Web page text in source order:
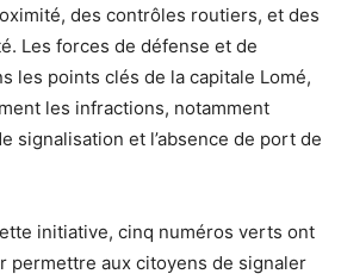
des contrôles routiers, et des
Les forces de défense et de
les points clés de la capitale Lomé,
les infractions, notamment
signalisation et l’absence de port de
initiative, cinq numéros verts ont
permettre aux citoyens de signaler